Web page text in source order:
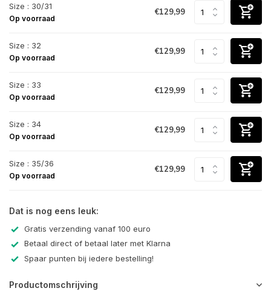
Size : 30/31
Op voorraad
€129,99
Size : 32
Op voorraad
€129,99
Size : 33
Op voorraad
€129,99
Size : 34
Op voorraad
€129,99
Size : 35/36
Op voorraad
€129,99
Dat is nog eens leuk:
Gratis verzending vanaf 100 euro
Betaal direct of betaal later met Klarna
Spaar punten bij iedere bestelling!
Productomschrijving